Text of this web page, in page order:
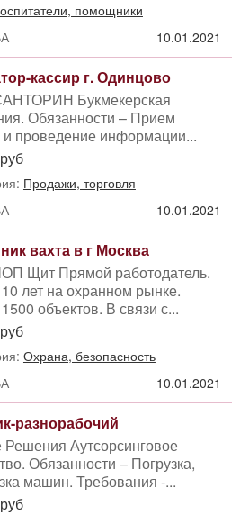
помощники
10.01.2021
кассир г. Одинцово
Букмекерская
Обязанности – Прием
и проведение информации...
Продажи, торговля
10.01.2021
вахта в г Москва
Щит Прямой работодатель.
лет на охранном рынке.
объектов. В связи с...
Охрана, безопасность
10.01.2021
разнорабочий
Аутсорсинговое
Обязанности – Погрузка,
машин. Требования -...